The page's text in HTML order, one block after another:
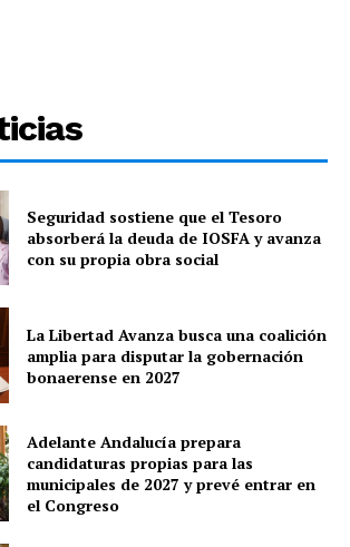
Seguridad sostiene que el Tesoro
absorberá la deuda de IOSFA y avanza
con su propia obra social
La Libertad Avanza busca una coalición
amplia para disputar la gobernación
bonaerense en 2027
Adelante Andalucía prepara
candidaturas propias para las
municipales de 2027 y prevé entrar en
el Congreso